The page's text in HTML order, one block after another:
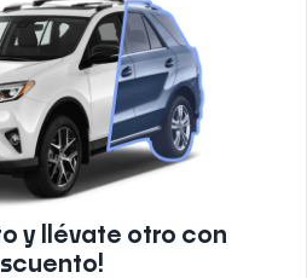
y llévate otro con